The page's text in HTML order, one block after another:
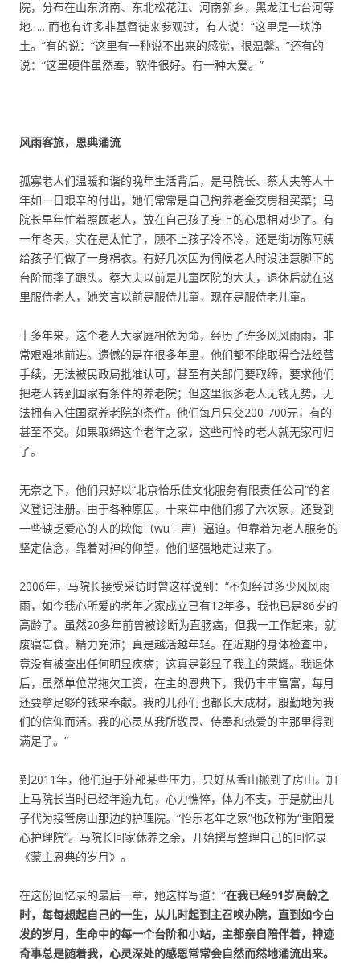
院，分布在山东济南、东北松花江、河南新乡，黑龙江七台河等
地……而也有许多非基督徒来参观过，有人说：“这里是一块净
土。”有的说：“这里有一种说不出来的感觉，很温馨。”还有的
说：“这里硬件虽然差，软件很好。有一种大爱。”
风雨客旅，恩典涌流
孤寡老人们温暖和谐的晚年生活背后，是马院长、蔡大夫等人十
年如一日艰辛的付出，她们常常是自己掏养老金交房租买菜；马
院长早年忙着照顾老人，放在自己孩子身上的心思相对少了。有
一年冬天，实在是太忙了，顾不上孩子冷不冷，还是街坊陈阿姨
给孩子们做了一身棉衣。有好几次因为伺候老人时没注意脚下的
台阶而摔了跟头。蔡大夫以前是儿童医院的大夫，退休后就在这
里服侍老人，她笑言以前是服侍儿童，现在是服侍老儿童。
十多年来，这个老人大家庭相依为命，经历了许多风风雨雨，非
常艰难地前进。遗憾的是在很多年里，他们都不能取得合法经营
手续，无法被民政局批准认可，甚至有关部门要取缔，要求他们
把老人转到国家有条件的养老院；但这里很多老人无钱无势，无
法拥有入住国家养老院的条件。他们每月只交200-700元，有的
甚至不交。如果取缔这个老年之家，这些可怜的老人就无家可归
了。
无奈之下，他们只好以“北京怡乐佳文化服务有限责任公司”的名
义登记注册。由于各种原因，十来年中他们搬了六次家，还受到
一些缺乏爱心的人的欺侮（wu三声）逼迫。但靠着为老人服务的
坚定信念，靠着对神的仰望，他们坚强地走过来了。
2006年，马院长接受采访时曾这样说到：“不知经过多少风风雨
雨，如今我心所爱的老年之家成立已有12年多，我也已是86岁的
高龄了。虽然20多年前曾被诊断为直肠癌，但我一工作起来，就
废寝忘食，精力充沛；真是越活越年轻。在近期的身体检查中，
竟没有被查出任何明显疾病；这真是彰显了我主的荣耀。我退休
后，虽然单位常拖欠工资，在主的恩典下，我仍丰丰富富，每月
还要拿足够的钱来奉献。我的儿孙们也都长大成材，殷勤地为我
们的信仰而活。我的心灵从我所敬畏、侍奉和热爱的主那里得到
满足了。”
到2011年，他们迫于外部某些压力，只好从香山搬到了房山。加
上马院长当时已经年逾九旬，心力憔悴，体力不支，于是就由儿
子代为接管房山那边的护理院。“怡乐老年之家”也改称为“重阳爱
心护理院”。马院长回家休养之余，开始撰写整理自己的回忆录
《蒙主恩典的岁月》。
在这份回忆录的最后一章，她这样写道：“在我已经91岁高龄之
时，每每想起自己的一生，从儿时起到主召唤办院，直到如今白
发的岁月，生命中的每一个台阶和小站，主都亲自陪伴着，神迹
奇事总是随着我，心灵深处的感恩常常会自然而然地涌流出来。